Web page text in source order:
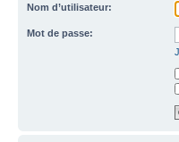
Nom d’utilisateur:
Mot de passe: